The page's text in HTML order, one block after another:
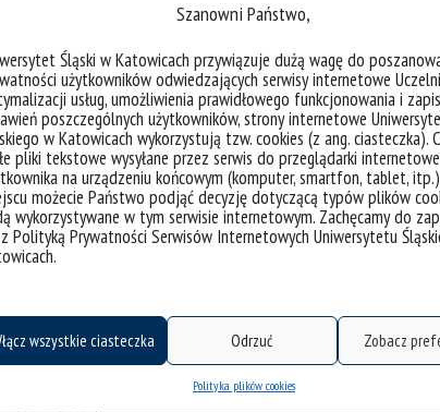
Szanowni Państwo,
Śląski w Katowicach przywiązuje dużą wagę do
użytkowników odwiedzających serwisy internetowe
usług, umożliwienia prawidłowego funkcjonowania i
poszczególnych użytkowników, strony internetowe
w Katowicach wykorzystują tzw. cookies (z ang. ciasteczka).
pliki tekstowe wysyłane przez serwis do przeglądarki
na urządzeniu końcowym (komputer, smartfon, tablet,
możecie Państwo podjąć decyzję dotyczącą typów plików
wykorzystywane w tym serwisie internetowym. Zachęcamy do
Polityką Prywatności Serwisów Internetowych Uniwersytetu
wszystkie ciasteczka Odrzuć Zobacz
Polityka plików cookies
Z głębokim żalem
zw. dr hab. Mirosław Małuszyński
50 lat prowadzący badania z
Katedry Genetyki Wydziału
Katowicach Nauczyciel i mistrz
kategorie: aktualności
wiadomości
tagi : nekrolog pogrzeb pracownik śmierć
Zmarł prof. dr hab. Paweł
Z głębokim żalem zawiadamiamy
dr hab. Pawła Miguli. Śp. Prof.